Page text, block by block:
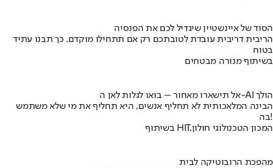
הסוד של איינשטיין שיגדיל לכם את הפנסיה
הריבית דריבית עובדת לטובתכם רק אם תתחילו מוקדם. כך תבנו עתיד
בטוח
בשיתוף מנורה מבטחים
אל תישארו מאחור – בואו לגלות לאן ה-AI הולך
הבינה המלאכותית לא תחליף אנשים, היא תחליף את מי שלא משתמש
בה!
בשיתוף HIT,המכון הטכנולוגי חולון
מהפכת הרובוטיקה לבית